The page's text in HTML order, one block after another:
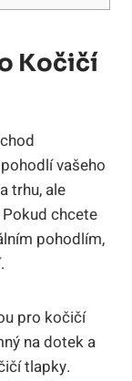
Kočičí
vašeho
trhu, ale
chcete
pohodlím,
pro kočičí
na dotek a
tlapky.